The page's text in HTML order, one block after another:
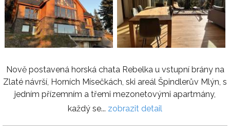
Nově postavená horská chata Rebelka u vstupní brány na
Zlaté návrší, Horních Mísečkách, ski areál Špindlerův Mlýn, s
jedním přízemním a třemi mezonetovými apartmány,
každý se... zobrazit detail